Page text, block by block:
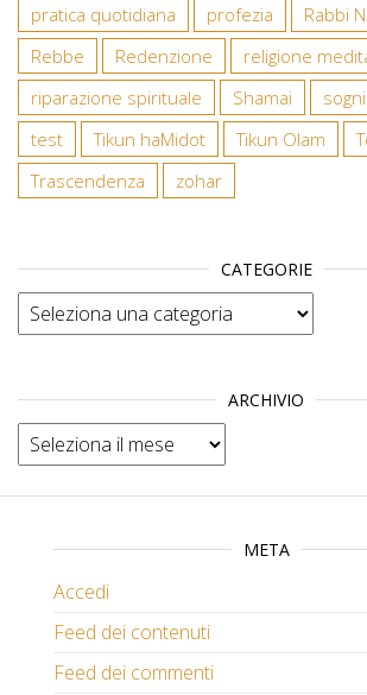
pratica quotidiana
profezia
Rabbi
Rebbe
Redenzione
religione
riparazione spirituale
Shamai sogni
test
Tikun haMidot Tikun Olam
Trascendenza
zohar
CATEGORIE
Categorie
ARCHIVIO
Archivio
META
Accedi
Feed dei contenuti
Feed dei commenti